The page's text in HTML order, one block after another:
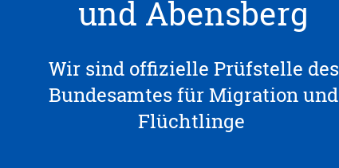
und Abensberg
Wir sind offizielle Prüfstelle des
Bundesamtes für Migration und
Flüchtlinge